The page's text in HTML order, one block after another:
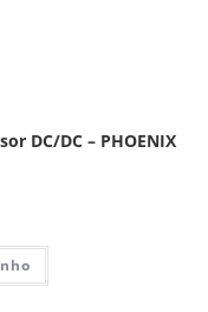
DC/DC – PHOENIX